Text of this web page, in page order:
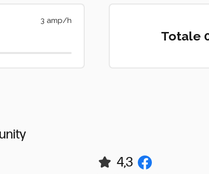
3 amp/h
Totale
4,3